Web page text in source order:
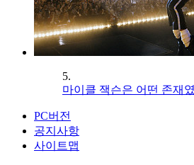
5.
마이클 잭슨은 어떤 존재
PC버전
공지사항
사이트맵